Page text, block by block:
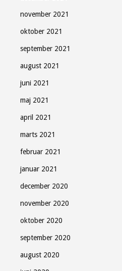
november 2021
oktober 2021
september 2021
august 2021
juni 2021
maj 2021
april 2021
marts 2021
februar 2021
januar 2021
december 2020
november 2020
oktober 2020
september 2020
august 2020